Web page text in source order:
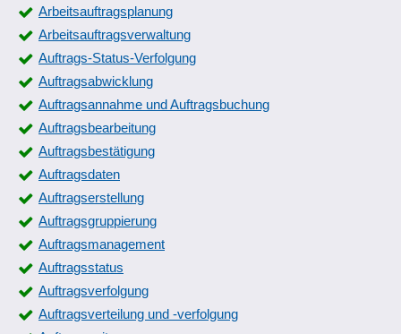
Arbeitsauftragsplanung
Arbeitsauftragsverwaltung
Auftrags-Status-Verfolgung
Auftragsabwicklung
Auftragsannahme und Auftragsbuchung
Auftragsbearbeitung
Auftragsbestätigung
Auftragsdaten
Auftragserstellung
Auftragsgruppierung
Auftragsmanagement
Auftragsstatus
Auftragsverfolgung
Auftragsverteilung und -verfolgung